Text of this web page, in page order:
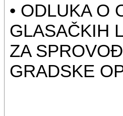
• ODLUKA O
GLASAČKIH
ZA
GRADSKE